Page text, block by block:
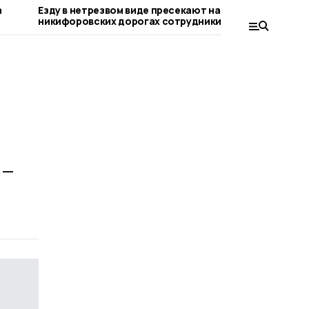
Езду в нетрезвом виде пресекают на
никифоровских дорогах сотрудники
Госавтоинспекции
—